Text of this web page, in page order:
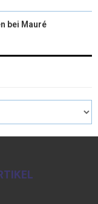
bei Mauré